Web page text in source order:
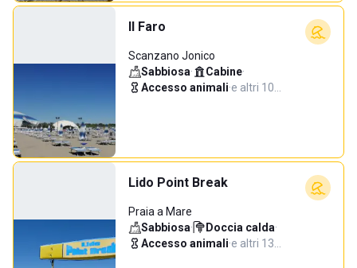
Il Faro
Scanzano Jonico
Sabbiosa· Cabine·
Accesso animali·e altri 10…
Lido Point Break
Praia a Mare
Sabbiosa· Doccia calda·
Accesso animali·e altri 13…